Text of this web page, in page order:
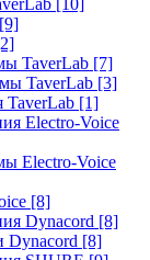
[10]
[9]
TaverLab [7]
TaverLab [3]
TaverLab [1]
Electro-Voice
Electro-Voice
[8]
Dynacord [8]
Dynacord [8]